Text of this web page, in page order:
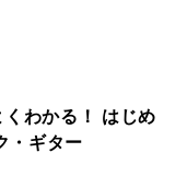
わかる！ はじめ
・ギター